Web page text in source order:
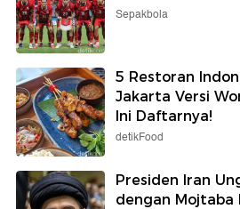
Sepakbola
5 Restoran
Jakarta Versi
Ini Daftarnya!
detikFood
Presiden Iran
dengan Mojtaba